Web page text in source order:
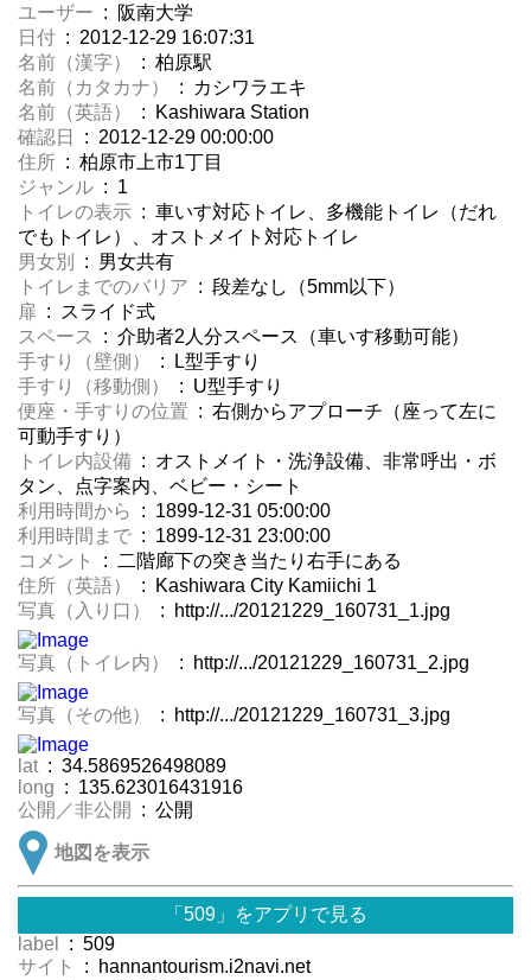
ユーザー : 阪南大学
日付 : 2012-12-29 16:07:31
名前（漢字）
: 柏原駅
名前（カタカナ）
: カシワラエキ
名前（英語）
: Kashiwara Station
確認日
: 2012-12-29 00:00:00
住所 : 柏原市上市1丁目
ジャンル : 1
トイレの表示 : 車いす対応トイレ、多機能トイレ（だれ
でもトイレ）、オストメイト対応トイレ
男女別
: 男女共有
トイレまでのバリア : 段差なし（5mm以下）
扉 : スライド式
スペース
: 介助者2人分スペース（車いす移動可能）
手すり（壁側）
: L型手すり
手すり（移動側）
: U型手すり
便座・手すりの位置 : 右側からアプローチ（座って左に
可動手すり）
トイレ内設備 : オストメイト・洗浄設備、非常呼出・ボ
タン、点字案内、ベビー・シート
利用時間から
: 1899-12-31 05:00:00
利用時間まで : 1899-12-31 23:00:00
コメント
: 二階廊下の突き当たり右手にある
住所（英語）
: Kashiwara City Kamiichi 1
写真（入り口）
: http://.../20121229_160731_1.jpg
写真（トイレ内） : http://.../20121229_160731_2.jpg
写真（その他） : http://.../20121229_160731_3.jpg
lat : 34.5869526498089
long : 135.623016431916
公開／非公開
: 公開
地図を表示
「509」をアプリで見る
label
: 509
サイト
: hannantourism.i2navi.net